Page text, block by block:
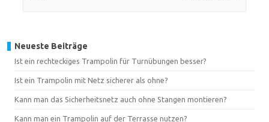
Neueste Beiträge
Ist ein rechteckiges Trampolin für Turnübungen besser?
Ist ein Trampolin mit Netz sicherer als ohne?
Kann man das Sicherheitsnetz auch ohne Stangen montieren?
Kann man ein Trampolin auf der Terrasse nutzen?